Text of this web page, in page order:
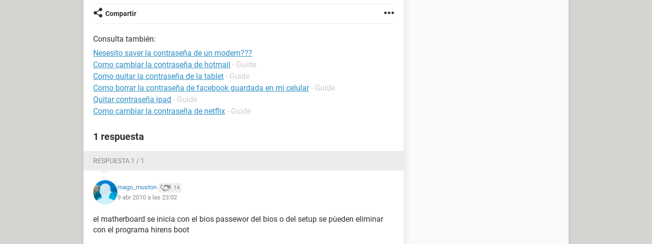
Compartir
Consulta también:
Nesesito saver la contraseña de un modem???
Como cambiar la contraseña de hotmail - Guide
Como quitar la contraseña de la tablet - Guide
Como borrar la contraseña de facebook guardada en mi celular - Guide
Quitar contraseña ipad - Guide
Como cambiar la contraseña de netflix - Guide
1 respuesta
RESPUESTA 1 / 1
mago_muston 14
9 abr 2010 a las 23:02
el matherboard se inicia con el bios passewor del bios o del setup se pùeden eliminar
con el programa hirens boot